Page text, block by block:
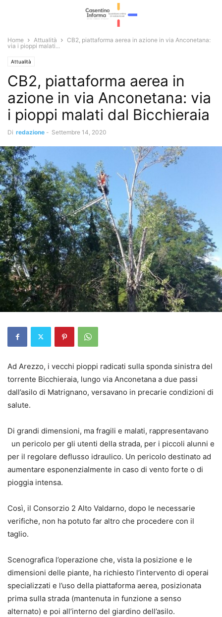
Home Attualità
CB2, piattaforma aerea in azione in via Anconetana:
via i pioppi malati...
Attualità
CB2, piattaforma aerea in
azione in via Anconetana: via
i pioppi malati dal Bicchieraia
Di redazione - Settembre 14, 2020
Ad Arezzo, i vecchi pioppi radicati sulla sponda sinistra del
torrente Bicchieraia, lungo via Anconetana a due passi
dall’asilo di Matrignano, versavano in precarie condizioni di
salute.
Di grandi dimensioni, ma fragili e malati, rappresentavano
un pericolo per gli utenti della strada, per i piccoli alunni e
per il regolare deflusso idraulico. Un pericolo destinato ad
aumentare esponenzialmente in caso di vento forte o di
pioggia intensa.
Così, il Consorzio 2 Alto Valdarno, dopo le necessarie
verifiche, non ha potuto far altro che procedere con il
taglio.
Scenografica l’operazione che, vista la posizione e le
dimensioni delle piante, ha richiesto l’intervento di operai
specializzati e l’uso della piattaforma aerea, posizionata
prima sulla strada (mantenuta in funzione a senso
alternato) e poi all’interno del giardino dell’asilo.